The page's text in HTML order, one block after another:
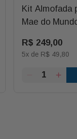
Kit Almofada
Mae do
R$ 249,00
5x de R$ 49,80